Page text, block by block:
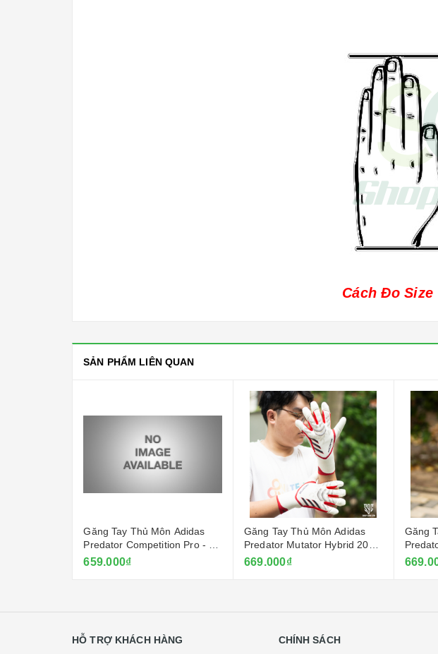
Cách Đo Size
SẢN PHẨM LIÊN QUAN
Găng Tay Thủ Môn Adidas
Predator Competition Pro - Đỏ
Ruby
659.000₫
Găng Tay Thủ Môn Adidas
Predator Mutator Hybrid 2025
- Trắng
669.000₫
Găng
- Đỏ
HỖ TRỢ KHÁCH HÀNG CHÍNH SÁCH